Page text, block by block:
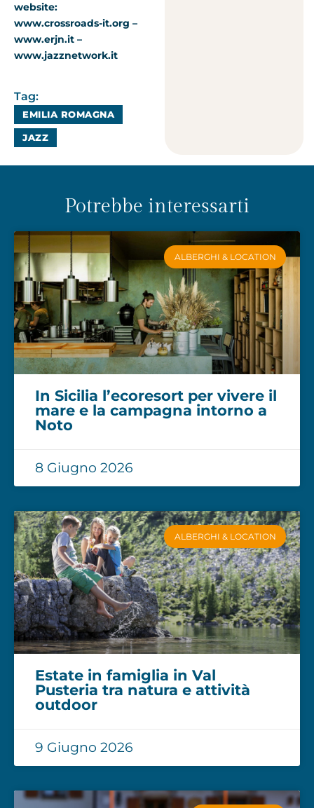
website:
www.crossroads-it.org –
www.erjn.it –
www.jazznetwork.it
Tag:
EMILIA ROMAGNA
JAZZ
Potrebbe interessarti
ALBERGHI & LOCATION
In Sicilia l’ecoresort per vivere il
mare e la campagna intorno a
Noto
8 Giugno 2026
ALBERGHI & LOCATION
Estate in famiglia in Val
Pusteria tra natura e attività
outdoor
9 Giugno 2026